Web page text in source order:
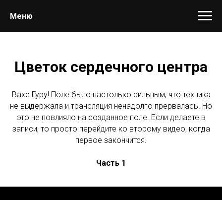
Меню
Цветок сердечного центра
Вахе Гуру! Поле было настолько сильным, что техника
не выдержала и трансляция ненадолго прервалась. Но
это не повлияло на созданное поле. Если делаете в
записи, то просто перейдите ко второму видео, когда
первое закончится.
Часть 1